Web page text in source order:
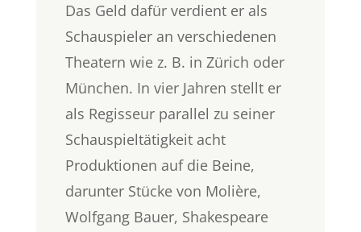
Das Geld dafür verdient er als
Schauspieler an verschiedenen
Theatern wie z. B. in Zürich oder
München. In vier Jahren stellt er
als Regisseur parallel zu seiner
Schauspieltätigkeit acht
Produktionen auf die Beine,
darunter Stücke von Molière,
Wolfgang Bauer, Shakespeare